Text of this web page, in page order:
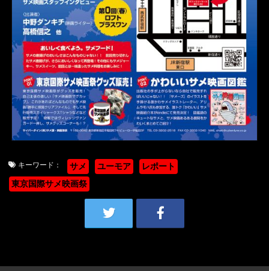
キーワード： サメ ユーモア
レポート
東京国際サメ映画祭